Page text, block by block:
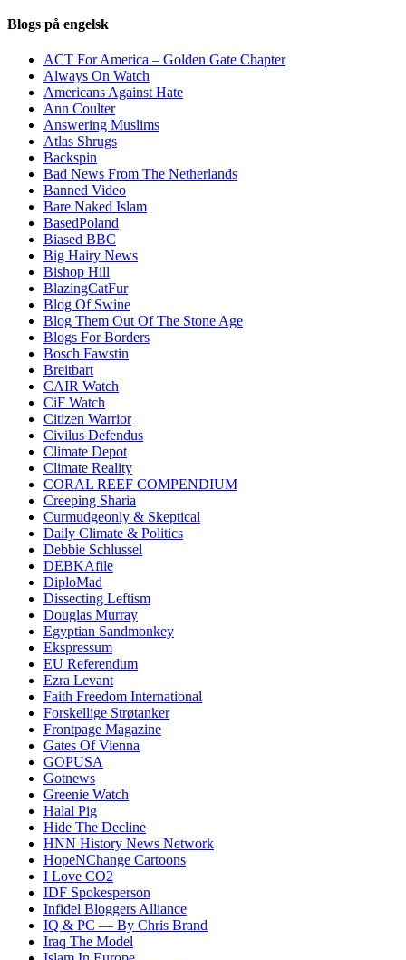
Blogs på engelsk
ACT For America – Golden Gate Chapter
Always On Watch
Americans Against Hate
Ann Coulter
Answering Muslims
Atlas Shrugs
Backspin
Bad News From The Netherlands
Banned Video
Bare Naked Islam
BasedPoland
Biased BBC
Big Hairy News
Bishop Hill
BlazingCatFur
Blog Of Swine
Blog Them Out Of The Stone Age
Blogs For Borders
Bosch Fawstin
Breitbart
CAIR Watch
CiF Watch
Citizen Warrior
Civilus Defendus
Climate Depot
Climate Reality
CORAL REEF COMPENDIUM
Creeping Sharia
Curmudgeonly & Skeptical
Daily Climate & Politics
Debbie Schlussel
DEBKAfile
DiploMad
Dissecting Leftism
Douglas Murray
Egyptian Sandmonkey
Ekspressum
EU Referendum
Ezra Levant
Faith Freedom International
Forskellige Strøtanker
Frontpage Magazine
Gates Of Vienna
GOPUSA
Gotnews
Greenie Watch
Halal Pig
Hide The Decline
HNN History News Network
HopeNChange Cartoons
I Love CO2
IDF Spokesperson
Infidel Bloggers Alliance
IQ & PC — By Chris Brand
Iraq The Model